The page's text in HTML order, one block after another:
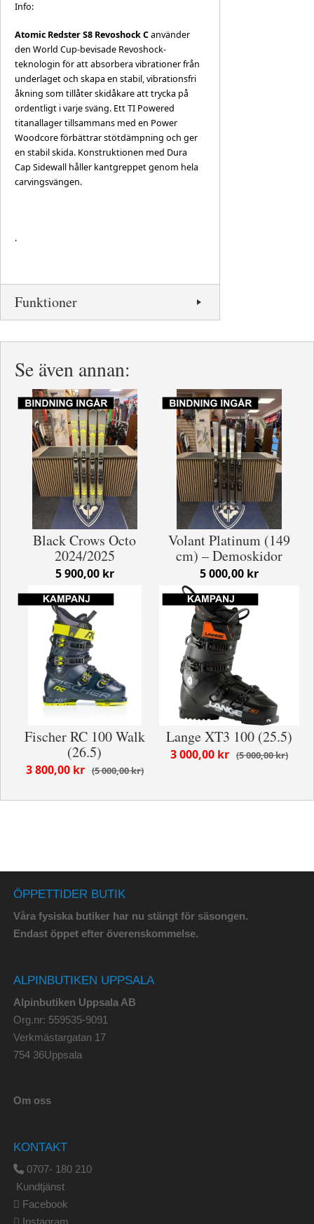
Info:
Atomic Redster S8 Revoshock Canvänder
den World Cup-bevisade Revoshock-
teknologin för att absorbera vibrationer från
underlaget och skapa en stabil, vibrationsfri
åkning som tillåter skidåkare att trycka på
ordentligt i varje sväng. Ett TI Powered
titanallager tillsammans med en Power
Woodcore förbättrar stötdämpning och ger
en stabil skida. Konstruktionen med Dura
Cap Sidewall håller kantgreppet genom hela
carvingsvängen.
.
Funktioner
Se även annan:
Black Crows Octo
2024/2025
5 900,00 kr
Volant Platinum (149
cm) – Demoskidor
5 000,00 kr
Fischer RC 100 Walk
(26.5)
5 000,00 kr
3 800,00 kr
Lange XT3 100 (25.5)
5 000,00 kr
3 000,00 kr
ÖPPETTIDER BUTIK
Våra fysiska butiker har nu stängt för säsongen.
Endast öppet efter överenskommelse.
ALPINBUTIKEN UPPSALA
Alpinbutiken Uppsala AB
Org.nr: 559535-9091
Verkmästargatan 17
754 36Uppsala
Om oss
KONTAKT
0707- 180 210
Kundtjänst
Facebook